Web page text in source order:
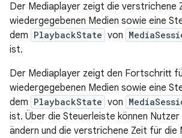
Der Mediaplayer zeigt die verstrichene
wiedergegebenen Medien sowie eine
dem PlaybackState von
ist.
Der Mediaplayer zeigt den Fortschritt
wiedergegebenen Medien sowie eine
dem PlaybackState von
ist. Über die Steuerleiste können
ändern und die verstrichene Zeit für die